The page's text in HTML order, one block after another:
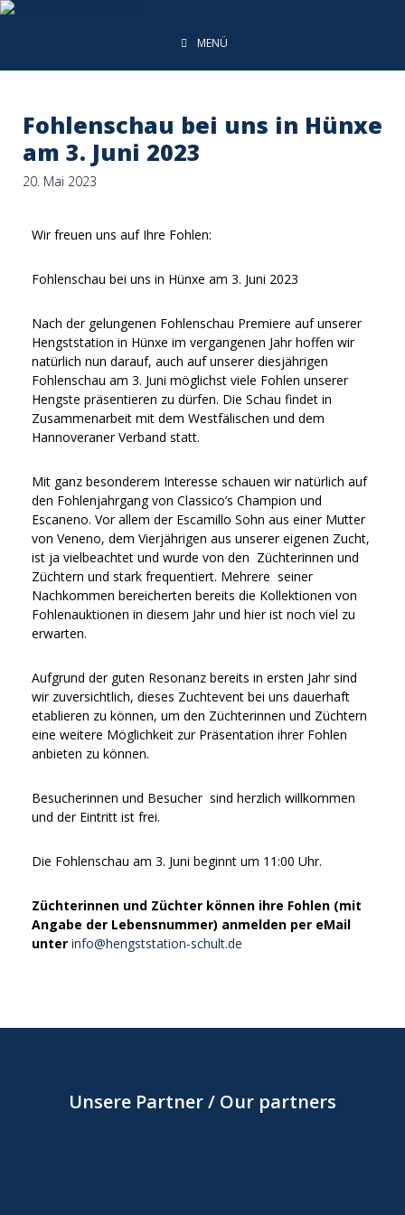
MENÜ
Fohlenschau bei uns in Hünxe
am 3. Juni 2023
20. Mai 2023
Wir freuen uns auf Ihre Fohlen:
Fohlenschau bei uns in Hünxe am 3. Juni 2023
Nach der gelungenen Fohlenschau Premiere auf unserer
Hengststation in Hünxe im vergangenen Jahr hoffen wir
natürlich nun darauf, auch auf unserer diesjährigen
Fohlenschau am 3. Juni möglichst viele Fohlen unserer
Hengste präsentieren zu dürfen. Die Schau findet in
Zusammenarbeit mit dem Westfälischen und dem
Hannoveraner Verband statt.
Mit ganz besonderem Interesse schauen wir natürlich auf
den Fohlenjahrgang von Classico’s Champion und
Escaneno. Vor allem der Escamillo Sohn aus einer Mutter
von Veneno, dem Vierjährigen aus unserer eigenen Zucht,
ist ja vielbeachtet und wurde von den Züchterinnen und
Züchtern und stark frequentiert. Mehrere seiner
Nachkommen bereicherten bereits die Kollektionen von
Fohlenauktionen in diesem Jahr und hier ist noch viel zu
erwarten.
Aufgrund der guten Resonanz bereits in ersten Jahr sind
wir zuversichtlich, dieses Zuchtevent bei uns dauerhaft
etablieren zu können, um den Züchterinnen und Züchtern
eine weitere Möglichkeit zur Präsentation ihrer Fohlen
anbieten zu können.
Besucherinnen und Besucher sind herzlich willkommen
und der Eintritt ist frei.
Die Fohlenschau am 3. Juni beginnt um 11:00 Uhr.
Züchterinnen und Züchter können ihre Fohlen (mit
Angabe der Lebensnummer) anmelden per eMail
unter info@hengststation-schult.de
Unsere Partner / Our partners